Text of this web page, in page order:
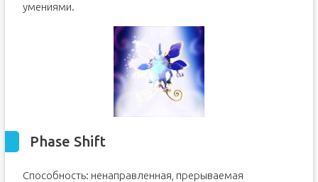
умениями.
Phase Shift
Способность: ненаправленная, прерываемая